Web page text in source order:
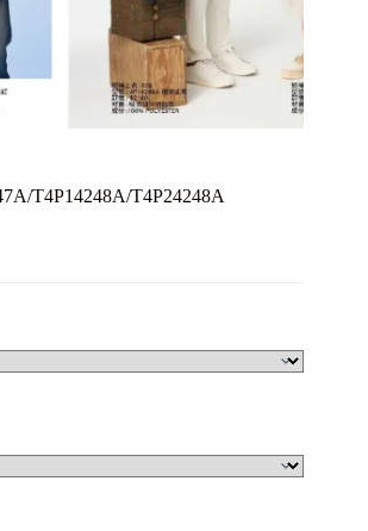
T4P14248A/T4P24248A